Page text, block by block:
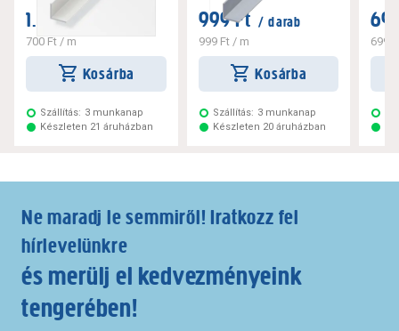
1.399 Ft
700 Ft / m
Kosárba
Szállítás: 3 munkanap
Készleten 21 áruházban
999 Ft / darab
999 Ft/ m
Kosárba
Szállítás: 3 munkanap
Készleten 20 áruházban
699
Ne maradj le semmiről! Iratkozz fel
hírlevelünkre
és merülj el kedvezményeink
tengerében!